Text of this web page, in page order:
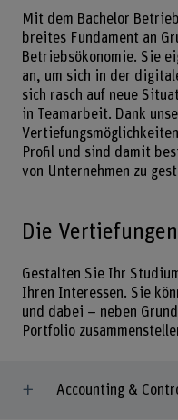
Mit dem Bachelor
breites Fundament an
Betriebsökonomie. Sie
an, um sich in der
sich rasch auf neue
in Teamarbeit. Dank
Profil und sind damit
von Unternehmen zu
Die Vertiefungen
Gestalten Sie Ihr
Ihren Interessen. Sie
und dabei – neben
Portfolio
Accounting &